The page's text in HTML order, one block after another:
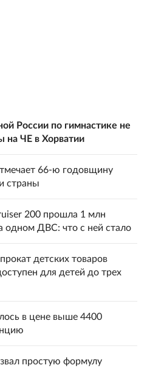
России по гимнастике не
на ЧЕ в Хорватии
66-ю годовщину
страны
200 прошла 1 млн
одном ДВС: что с ней стало
детских товаров
для детей до трех
в цене выше 4400
простую формулу